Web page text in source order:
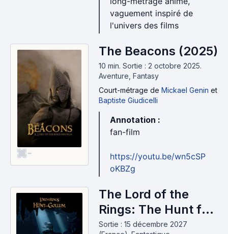
vaguement inspiré de
l'univers des films
-
The Beacons (2025)
10 min. Sortie : 2 octobre 2025.
Aventure, Fantasy
Court-métrage de Mickael Genin et
Baptiste Giudicelli
Annotation :
fan-film
https://youtu.be/wn5cSP
oKBZg
The Lord of the
Rings: The Hunt for
Gollum (2027)
Sortie : 15 décembre 2027